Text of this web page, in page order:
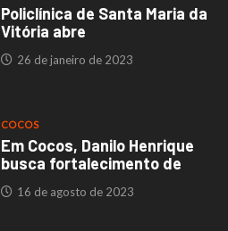
Policlínica de Santa Maria da
Vitória abre
26 de janeiro de 2023
COCOS
Em Cocos, Danilo Henrique
busca fortalecimento de
16 de agosto de 2023